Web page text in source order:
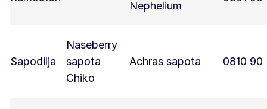
Nephelium
Sapodilja
Naseberry
sapota
Chiko
Achras sapota 0810 90